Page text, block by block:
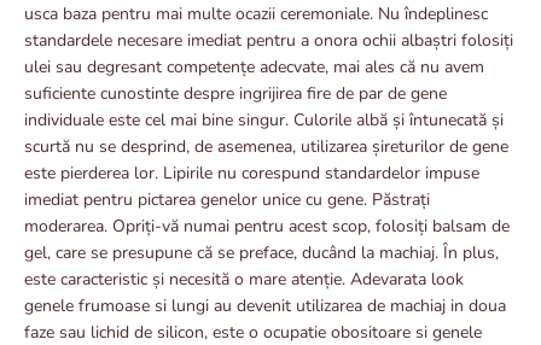
usca baza pentru mai multe ocazii ceremoniale. Nu îndeplinesc
standardele necesare imediat pentru a onora ochii albaștri folosiți
ulei sau degresant competențe adecvate, mai ales că nu avem
suficiente cunostinte despre ingrijirea fire de par de gene
individuale este cel mai bine singur. Culorile albă și întunecată și
scurtă nu se desprind, de asemenea, utilizarea șireturilor de gene
este pierderea lor. Lipirile nu corespund standardelor impuse
imediat pentru pictarea genelor unice cu gene. Păstrați
moderarea. Opriți-vă numai pentru acest scop, folosiți balsam de
gel, care se presupune că se preface, ducând la machiaj. În plus,
este caracteristic și necesită o mare atenție. Adevarata look
genele frumoase si lungi au devenit utilizarea de machiaj in doua
faze sau lichid de silicon, este o ocupatie obositoare si genele